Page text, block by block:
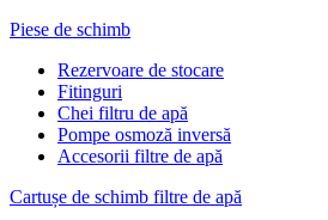
Piese de schimb
Rezervoare de stocare
Fitinguri
Chei filtru de apă
Pompe osmoză inversă
Accesorii filtre de apă
Cartușe de schimb filtre de apă